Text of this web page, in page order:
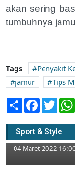
akan sering
tumbuhnya
Tags Penyakit
jamur
Tips
Share Facebook
Sport & Style
Tas
Perempuan
Kantong
04 Maret 2022 16:00